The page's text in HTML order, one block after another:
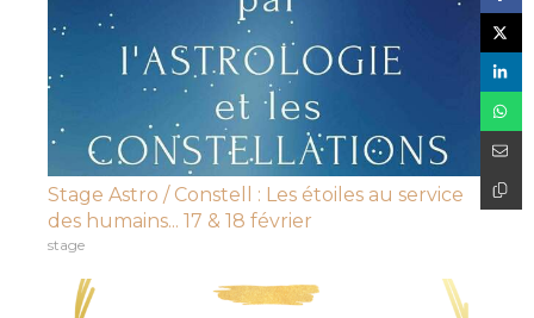
Stage Astro / Constell : Les étoiles au service
des humains... 17 & 18 février
stage